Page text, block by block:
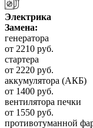
Электрика
Замена:
генератора
от 2210 руб.
стартера
от 2220 руб.
аккумулятора (АКБ)
от 1400 руб.
вентилятора печки
от 1550 руб.
противотуманной